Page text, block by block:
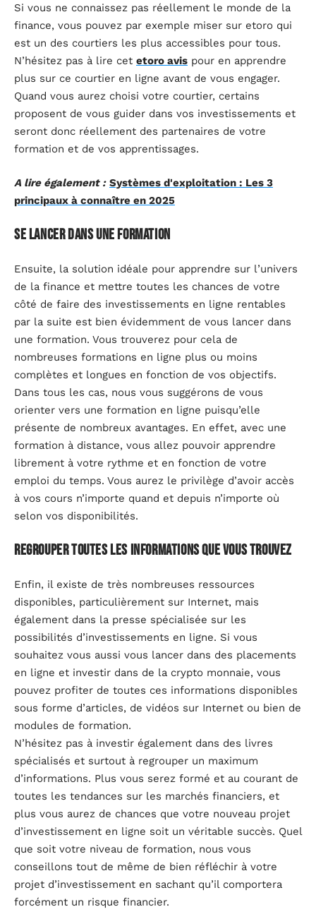
Si vous ne connaissez pas réellement le monde de la
finance, vous pouvez par exemple miser sur etoro qui
est un des courtiers les plus accessibles pour tous.
N’hésitez pas à lire cet etoro avis pour en apprendre
plus sur ce courtier en ligne avant de vous engager.
Quand vous aurez choisi votre courtier, certains
proposent de vous guider dans vos investissements et
seront donc réellement des partenaires de votre
formation et de vos apprentissages.
A lire également : Systèmes d'exploitation : Les 3
principaux à connaître en 2025
Se lancer dans une formation
Ensuite, la solution idéale pour apprendre sur l’univers
de la finance et mettre toutes les chances de votre
côté de faire des investissements en ligne rentables
par la suite est bien évidemment de vous lancer dans
une formation. Vous trouverez pour cela de
nombreuses formations en ligne plus ou moins
complètes et longues en fonction de vos objectifs.
Dans tous les cas, nous vous suggérons de vous
orienter vers une formation en ligne puisqu’elle
présente de nombreux avantages. En effet, avec une
formation à distance, vous allez pouvoir apprendre
librement à votre rythme et en fonction de votre
emploi du temps. Vous aurez le privilège d’avoir accès
à vos cours n’importe quand et depuis n’importe où
selon vos disponibilités.
Regrouper toutes les informations que vous trouvez
Enfin, il existe de très nombreuses ressources
disponibles, particulièrement sur Internet, mais
également dans la presse spécialisée sur les
possibilités d’investissements en ligne. Si vous
souhaitez vous aussi vous lancer dans des placements
en ligne et investir dans de la crypto monnaie, vous
pouvez profiter de toutes ces informations disponibles
sous forme d’articles, de vidéos sur Internet ou bien de
modules de formation.
N’hésitez pas à investir également dans des livres
spécialisés et surtout à regrouper un maximum
d’informations. Plus vous serez formé et au courant de
toutes les tendances sur les marchés financiers, et
plus vous aurez de chances que votre nouveau projet
d’investissement en ligne soit un véritable succès. Quel
que soit votre niveau de formation, nous vous
conseillons tout de même de bien réfléchir à votre
projet d’investissement en sachant qu’il comportera
forcément un risque financier.